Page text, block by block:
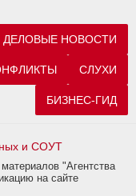
ДЕЛОВЫЕ НОВОСТИ
СЛУХИ
БИЗНЕС-ГИД
и СОУТ
"Агентства
на сайте